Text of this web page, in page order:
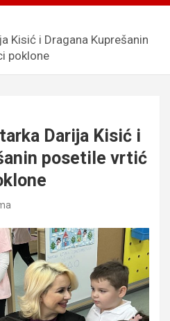
Kisić i Dragana Kuprešanin
poklone
Darija Kisić i
posetile vrtić